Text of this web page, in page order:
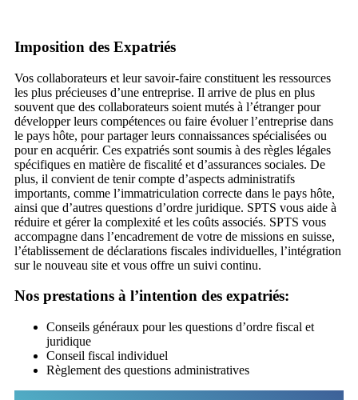
Imposition des Expatriés
Vos collaborateurs et leur savoir-faire constituent les ressources
les plus précieuses d’une entreprise. Il arrive de plus en plus
souvent que des collaborateurs soient mutés à l’étranger pour
développer leurs compétences ou faire évoluer l’entreprise dans
le pays hôte, pour partager leurs connaissances spécialisées ou
pour en acquérir. Ces expatriés sont soumis à des règles légales
spécifiques en matière de fiscalité et d’assurances sociales. De
plus, il convient de tenir compte d’aspects administratifs
importants, comme l’immatriculation correcte dans le pays hôte,
ainsi que d’autres questions d’ordre juridique. SPTS vous aide à
réduire et gérer la complexité et les coûts associés. SPTS vous
accompagne dans l’encadrement de votre de missions en suisse,
l’établissement de déclarations fiscales individuelles, l’intégration
sur le nouveau site et vous offre un suivi continu.
Nos prestations à l’intention des expatriés:
Conseils généraux pour les questions d’ordre fiscal et
juridique
Conseil fiscal individuel
Règlement des questions administratives